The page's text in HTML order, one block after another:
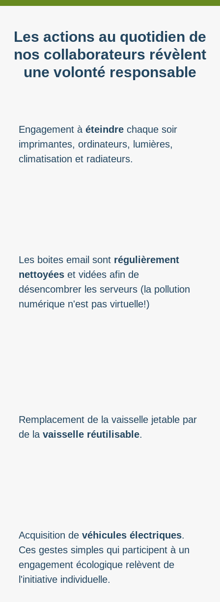
Les actions au quotidien de
nos collaborateurs révèlent
une volonté responsable
Engagement à éteindrechaque soir
imprimantes, ordinateurs, lumières,
climatisation et radiateurs.
Les boites email sont régulièrement
nettoyéeset vidées afin de
désencombrer les serveurs (la pollution
numérique n'est pas virtuelle!)
Remplacement de la vaisselle jetable par
de la vaisselle réutilisable.
Acquisition de véhicules électriques.
Ces gestes simples qui participent à un
engagement écologique relèvent de
l'initiative individuelle.